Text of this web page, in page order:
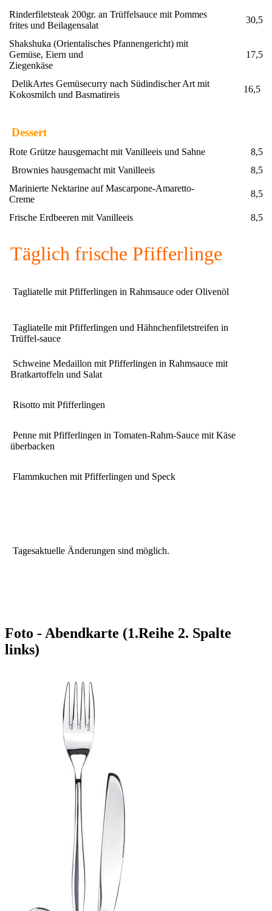
Rinderfiletsteak 200gr. an Trüffelsauce mit Pommes
frites und Beilagensalat
30,5
Shakshuka (Orientalisches Pfannengericht) mit
Gemüse, Eiern und
Ziegenkäse
17,5
DelikArtes Gemüsecurry nach Südindischer Art mit
Kokosmilch und Basmatireis
16,5
Dessert
Rote Grütze hausgemacht mit Vanilleeis und Sahne
8,5
Brownies hausgemacht mit Vanilleeis
8,5
Marinierte Nektarine auf Mascarpone-Amaretto-
Creme
8,5
Frische Erdbeeren mit Vanilleeis 8,5
Täglich frische Pfifferlinge
Tagliatelle mit Pfifferlingen in Rahmsauce oder Olivenöl
Tagliatelle mit Pfifferlingen und Hähnchenfiletstreifen in
Trüffel-sauce
Schweine Medaillon mit Pfifferlingen in Rahmsauce mit
Bratkartoffeln und Salat
Risotto mit Pfifferlingen
Penne mit Pfifferlingen in Tomaten-Rahm-Sauce mit Käse
überbacken
Flammkuchen mit Pfifferlingen und Speck
Tagesaktuelle Änderungen sind möglich.
Foto - Abendkarte (1.Reihe 2. Spalte
links)